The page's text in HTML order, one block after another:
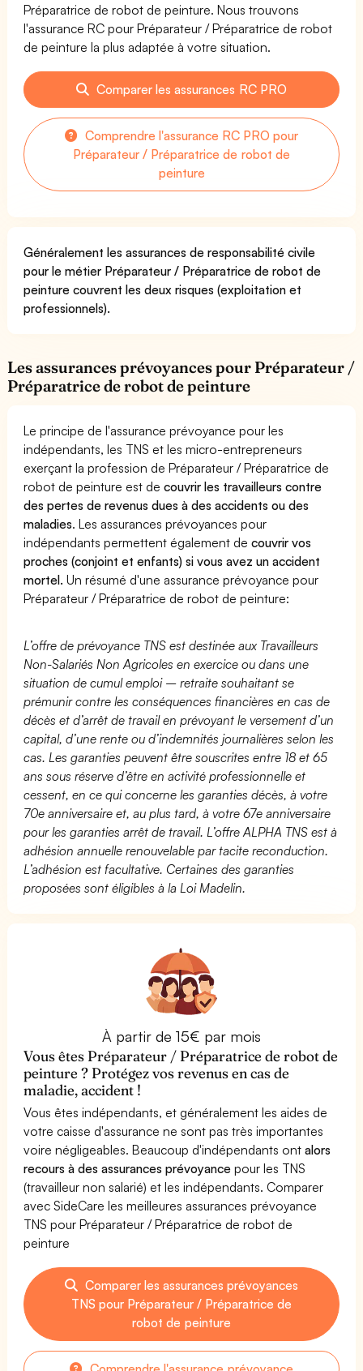
Préparatrice de robot de peinture. Nous trouvons
l'assurance RC pour Préparateur / Préparatrice de robot
de peinture la plus adaptée à votre situation.
Comparer les assurances RC PRO
Comprendre l'assurance RC PRO pour
Préparateur / Préparatrice de robot de
peinture
Généralement les assurances de responsabilité civile
pour le métier Préparateur / Préparatrice de robot de
peinture couvrent les deux risques (exploitation et
professionnels).
Les assurances prévoyances pour Préparateur /
Préparatrice de robot de peinture
Le principe de l'assurance prévoyance pour les
indépendants, les TNS et les micro-entrepreneurs
exerçant la profession de Préparateur / Préparatrice de
robot de peinture est decouvrir les travailleurs contre
des pertes de revenus dues à des accidents ou des
maladies. Les assurances prévoyances pour
indépendants permettent également decouvrir vos
proches (conjoint et enfants) si vous avez un accident
mortel. Un résumé d'une assurance prévoyance pour
Préparateur / Préparatrice de robot de peinture:
L’offre de prévoyance TNS est destinée aux Travailleurs
Non-Salariés Non Agricoles en exercice ou dans une
situation de cumul emploi – retraite souhaitant se
prémunir contre les conséquences financières en cas de
décès et d’arrêt de travail en prévoyant le versement d’un
capital, d’une rente ou d’indemnités journalières selon les
cas. Les garanties peuvent être souscrites entre 18 et 65
ans sous réserve d’être en activité professionnelle et
cessent, en ce qui concerne les garanties décès, à votre
70e anniversaire et, au plus tard, à votre 67e anniversaire
pour les garanties arrêt de travail. L’offre ALPHA TNS est à
adhésion annuelle renouvelable par tacite reconduction.
L’adhésion est facultative. Certaines des garanties
proposées sont éligibles à la Loi Madelin.
À partir de 15€ par mois
Vous êtes Préparateur / Préparatrice de robot de
peinture ? Protégez vos revenus en cas de
maladie, accident !
Vous êtes indépendants, et généralement les aides de
votre caisse d'assurance ne sont pas très importantes
voire négligeables. Beaucoup d'indépendants ontalors
recours à des assurances prévoyance pour les TNS
(travailleur non salarié) et les indépendants. Comparer
avec SideCare les meilleures assurances prévoyance
TNS pour Préparateur / Préparatrice de robot de
peinture
Comparer les assurances prévoyances
TNS pour Préparateur / Préparatrice de
robot de peinture